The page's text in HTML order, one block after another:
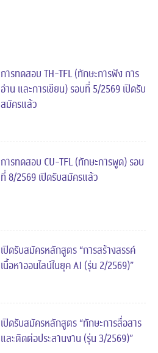
การทดสอบ TH-TFL (ทักษะการฟัง การ
อ่าน และการเขียน) รอบที่ 5/2569 เปิดรับ
สมัครแล้ว
การทดสอบ CU-TFL (ทักษะการพูด) รอบ
ที่ 8/2569 เปิดรับสมัครแล้ว
เปิดรับสมัครหลักสูตร “การสร้างสรรค์
เนื้อหาออนไลน์ในยุค AI (รุ่น 2/2569)”
เปิดรับสมัครหลักสูตร “ทักษะการสื่อสาร
และติดต่อประสานงาน (รุ่น 3/2569)”